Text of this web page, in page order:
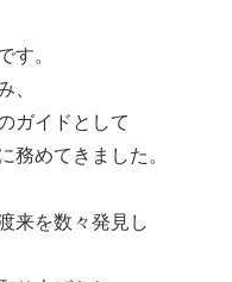
す。
、
ガイドとして
務めてきました。
来を数々発見し